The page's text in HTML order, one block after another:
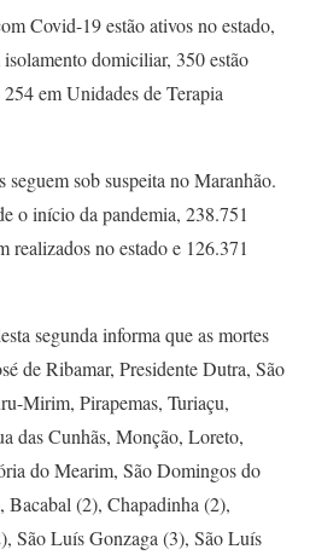
Covid-19 estão ativos no estado,
domiciliar, 350 estão
em Unidades de Terapia
sob suspeita no Maranhão.
o início da pandemia, 238.751
realizados no estado e 126.371
segunda informa que as mortes
de Ribamar, Presidente Dutra, São
Mirim, Pirapemas, Turiaçu,
das Cunhãs, Monção, Loreto,
do Mearim, São Domingos do
(2), Chapadinha (2),
São Luís Gonzaga (3), São Luís